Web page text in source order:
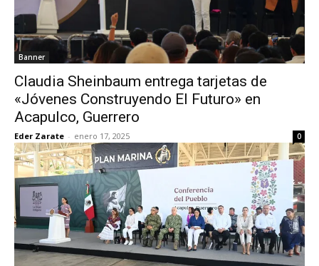
Banner
Claudia Sheinbaum entrega tarjetas de
«Jóvenes Construyendo El Futuro» en
Acapulco, Guerrero
Eder Zarate - enero 17, 2025 0